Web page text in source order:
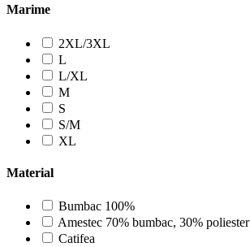
Marime
2XL/3XL
L
L/XL
M
S
S/M
XL
Material
Bumbac 100%
Amestec 70% bumbac, 30% poliester
Catifea